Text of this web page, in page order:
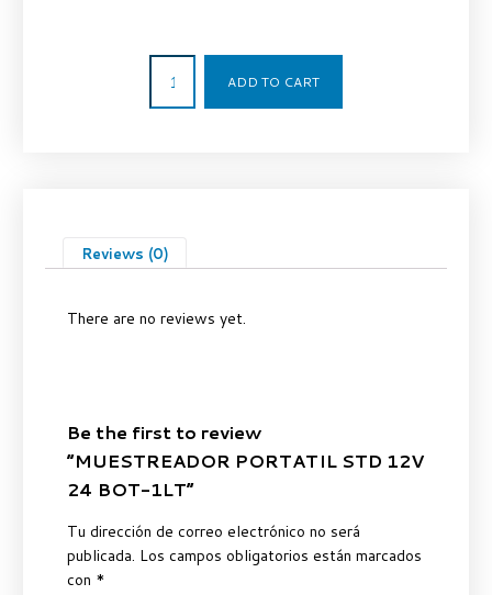
ADD TO CART
Reviews (0)
There are no reviews yet.
Be the first to review
“MUESTREADOR PORTATIL STD 12V
24 BOT-1LT”
Tu dirección de correo electrónico no será
publicada. Los campos obligatorios están marcados
con *